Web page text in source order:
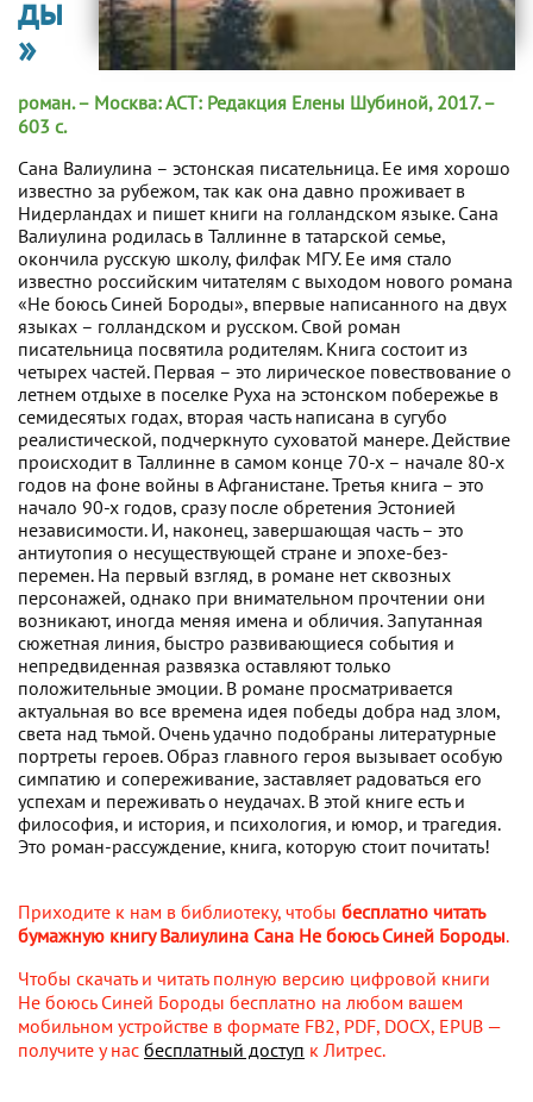
ды
»
роман. – Москва: АСТ: Редакция Елены Шубиной, 2017. –
603 с.
Сана Валиулина – эстонская писательница. Ее имя хорошо
известно за рубежом, так как она давно проживает в
Нидерландах и пишет книги на голландском языке. Сана
Валиулина родилась в Таллинне в татарской семье,
окончила русскую школу, филфак МГУ. Ее имя стало
известно российским читателям с выходом нового романа
«Не боюсь Синей Бороды», впервые написанного на двух
языках – голландском и русском. Свой роман
писательница посвятила родителям. Книга состоит из
четырех частей. Первая – это лирическое повествование о
летнем отдыхе в поселке Руха на эстонском побережье в
семидесятых годах, вторая часть написана в сугубо
реалистической, подчеркнуто суховатой манере. Действие
происходит в Таллинне в самом конце 70-х – начале 80-х
годов на фоне войны в Афганистане. Третья книга – это
начало 90-х годов, сразу после обретения Эстонией
независимости. И, наконец, завершающая часть – это
антиутопия о несуществующей стране и эпохе-без-
перемен. На первый взгляд, в романе нет сквозных
персонажей, однако при внимательном прочтении они
возникают, иногда меняя имена и обличия. Запутанная
сюжетная линия, быстро развивающиеся события и
непредвиденная развязка оставляют только
положительные эмоции. В романе просматривается
актуальная во все времена идея победы добра над злом,
света над тьмой. Очень удачно подобраны литературные
портреты героев. Образ главного героя вызывает особую
симпатию и сопереживание, заставляет радоваться его
успехам и переживать о неудачах. В этой книге есть и
философия, и история, и психология, и юмор, и трагедия.
Это роман-рассуждение, книга, которую стоит почитать!
Приходите к нам в библиотеку, чтобы бесплатно читать
бумажную книгу Валиулина Сана Не боюсь Синей Бороды.
Чтобы скачать и читать полную версию цифровой книги
Не боюсь Синей Бороды бесплатно на любом вашем
мобильном устройстве в формате FB2, PDF, DOCX, EPUB —
получите у нас бесплатный доступ к Литрес.